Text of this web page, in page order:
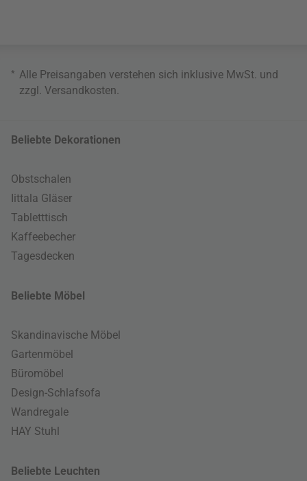
* Alle Preisangaben verstehen sich inklusive MwSt. und
zzgl. Versandkosten
Beliebte Dekorationen
Obstschalen
Iittala Gläser
Tabletttisch
Kaffeebecher
Tagesdecken
Beliebte Möbel
Skandinavische Möbel
Gartenmöbel
Büromöbel
Design-Schlafsofa
Wandregale
HAY Stuhl
Beliebte Leuchten